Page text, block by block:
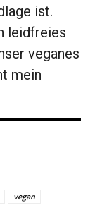
ist.
leidfreies
veganes
mein
vegan